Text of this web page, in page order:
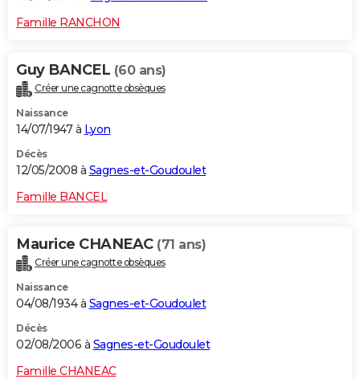
Famille RANCHON
Guy BANCEL (60 ans)
Créer une cagnotte obsèques
Naissance
14/07/1947 à Lyon
Décès
12/05/2008 à Sagnes-et-Goudoulet
Famille BANCEL
Maurice CHANEAC (71 ans)
Créer une cagnotte obsèques
Naissance
04/08/1934 à Sagnes-et-Goudoulet
Décès
02/08/2006 à Sagnes-et-Goudoulet
Famille CHANEAC